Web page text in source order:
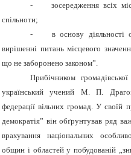
-
зосередження всіх
спільноти;
-
в основу діяльності
вирішенні питань місцевого
що не заборонено законом”.
Прибічником
український учений М. П.
федерації вільних громад. У своїй
демократія” він обґрунтував ряд
врахування національних
общин і областей у побудованій